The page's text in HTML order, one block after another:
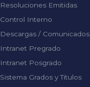
Resoluciones Emitidas
Control Interno
Descargas / Comunicados
Intranet Pregrado
Intranet Posgrado
Sistema Grados y Titulos